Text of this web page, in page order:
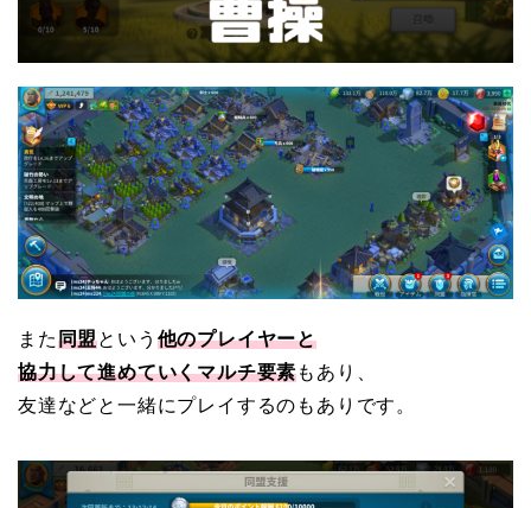
また同盟という 他のプレイヤーと
協力して進めていくマルチ要素もあり、
友達などと一緒にプレイするのもありです。